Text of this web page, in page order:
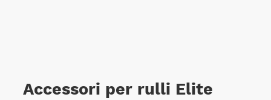
Accessori per rulli Elite